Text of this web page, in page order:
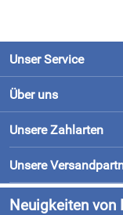
Unser Service
Kontakt
Newsletter
Retourenabwicklung
Lieferung &
Kundenlogin
Über uns
Unsere Bestseller
Marken
Neu
Unsere Zahlarten
Unsere
Neuigkeiten